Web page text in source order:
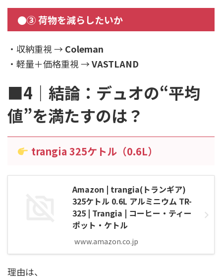
●③ 荷物を減らしたいか
・収納重視 → Coleman
・軽量＋価格重視 →VASTLAND
■4｜結論：デュオの“平均
値”を満たすのは？
trangia 325ケトル（0.6L）
Amazon | trangia(トランギア)
325ケトル 0.6L アルミニウム TR-
325 | Trangia | コーヒー・ティー
ポット・ケトル
www.amazon.co.jp
理由は、